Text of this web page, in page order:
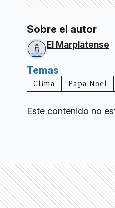
Sobre el autor
El Marplatense
Temas
Clima Papa Noel
Este contenido no